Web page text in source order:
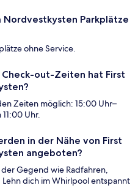
Nordvestkysten Parkplätze
ohne Service.
out-Zeiten hat First
Zeiten möglich: 15:00 Uhr–
Uhr.
in der Nähe von First
angeboten?
Gegend wie Radfahren,
dich im Whirlpool entspannt